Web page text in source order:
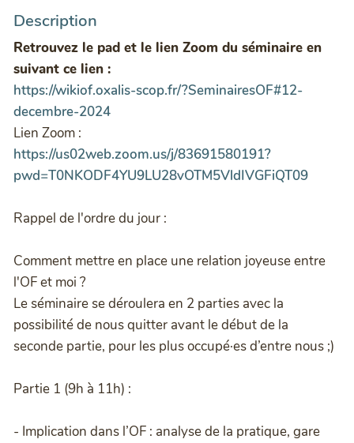
Description
Retrouvez le pad et le lien Zoom du séminaire en
suivant ce lien :
https://wikiof.oxalis-scop.fr/?SeminairesOF#12-
decembre-2024
Lien Zoom :
https://us02web.zoom.us/j/83691580191?
pwd=T0NKODF4YU9LU28vOTM5VldIVGFiQT09
Rappel de l'ordre du jour :
Comment mettre en place une relation joyeuse entre
l'OF et moi ?
Le séminaire se déroulera en 2 parties avec la
possibilité de nous quitter avant le début de la
seconde partie, pour les plus occupé·es d’entre nous ;)
Partie 1 (9h à 11h) :
- Implication dans l’OF : analyse de la pratique, gare